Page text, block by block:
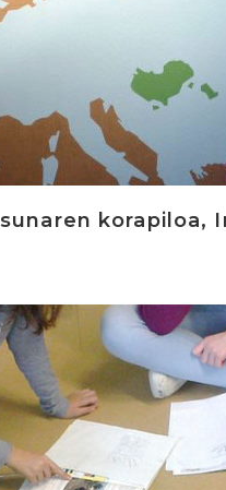
korapiloa,